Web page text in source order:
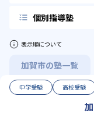
個別指導塾
表示順について
加賀市の塾一覧
中学受験 高校受験